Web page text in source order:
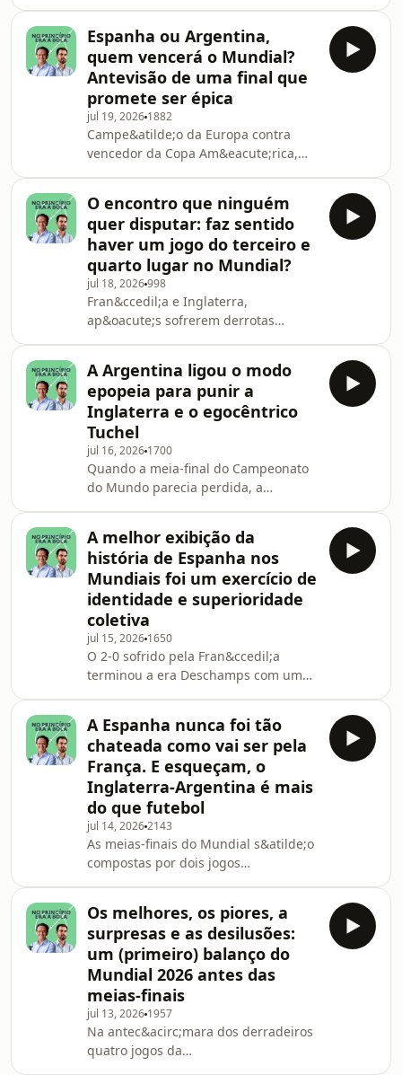
lida com os erros na abordagem
&agrave; temporada, lacunas que
est&atilde;o a pr
a sua superioridade coletiva, num
Mundial tantas vezes marcado pelas
figuras individuais. Tom&aacute;s da
Cunha faz um rescaldo da final e do
pr&oacute;prio torneio, melhor dentro
dos est&aacute;dios do que fora
deles. Emiss&atilde;o conduzida por
L&iacute;dia
Espanha ou Argentina,
quem vencerá o Mundial?
Antevisão de uma final que
promete ser épica
jul 19, 2026 1882
Campe&atilde;o da Europa contra
vencedor da Copa Am&eacute;rica,
futebol, Messi contra o pa&iacute;s
que o acolheu. Rui Malheiro e
Tom&aacute;s da Cunha
lan&ccedil;am o jogo de Nova
J&eacute;rsia, um embate em que a
for&ccedil;a coletiva espanhola
ser&aacute; oposto &agrave; alma
argentina, liderada por Leo.
Emiss&atilde;o conduzida
O encontro que ninguém
quer disputar: faz sentido
haver um jogo do terceiro e
quarto lugar no Mundial?
jul 18, 2026998
Fran&ccedil;a e Inglaterra,
ap&oacute;s sofrerem derrotas
em Miami. Com um calend&aacute;rio
sobrecarregado e sem muitos
aliciantes, Rui Malheiro e
Tom&aacute;s da Cunha debatem
sobre se esta partida continua a fazer
sentido. Emiss&atilde;o conduzida por
Pedro BarataSee
omnystudio.com/listener for privacy
information.
A Argentina ligou o modo
epopeia para punir a
Inglaterra e o egocêntrico
Tuchel
jul 16, 2026 1700
Quando a meia-final do Campeonato
do Mundo parecia perdida, a
nunca pensou em ter a bola e limitou-
se a tentar sobreviver &agrave;s
amea&ccedil;as do advers&aacute;rio
e aos tiros que Thomas Tuchel ia
dando na pr&oacute;pria equipa.
Scaloni n&atilde;o fugiu muito ao
gui&atilde;o dando azo a que a
cultura de vit&oacute;ria da albice
A melhor exibição da
história de Espanha nos
Mundiais foi um exercício de
identidade e superioridade
coletiva
jul 15, 2026 1650
O 2-0 sofrido pela Fran&ccedil;a
terminou a era Deschamps com uma
europeus e pelo grande n&iacute;vel
de Rodri e Dani Olmo, candidatos a
MVP do Mundial. Rui Malheiro e
Tom&aacute;s da Cunha analisam o
desafio que deu o primeiro semi-
finalista do torneio. Emiss&atilde;o
conduzida por Pedro BarataSee
omnystudio.com/listener for privacy
inf
A Espanha nunca foi tão
chateada como vai ser pela
França. E esqueçam, o
Inglaterra-Argentina é mais
do que futebol
jul 14, 20262143
As meias-finais do Mundial s&atilde;o
compostas por dois jogos
conseguir&aacute; dominar
completamente a outra. Por serem
mais completos, os gauleses podem
afligir La Roja, impossibilitando-a de
respirar sempre com bola. O
Inglaterra-Argentina n&atilde;o
ser&aacute; uma obra de arte, mas
incid&ecirc;ncias n&atilde;o
faltar&atilde;o. Ou Scalon
Os melhores, os piores, a
surpresas e as desilusões:
um (primeiro) balanço do
Mundial 2026 antes das
meias-finais
jul 13, 2026 1957
Na antec&acirc;mara dos derradeiros
quatro jogos da